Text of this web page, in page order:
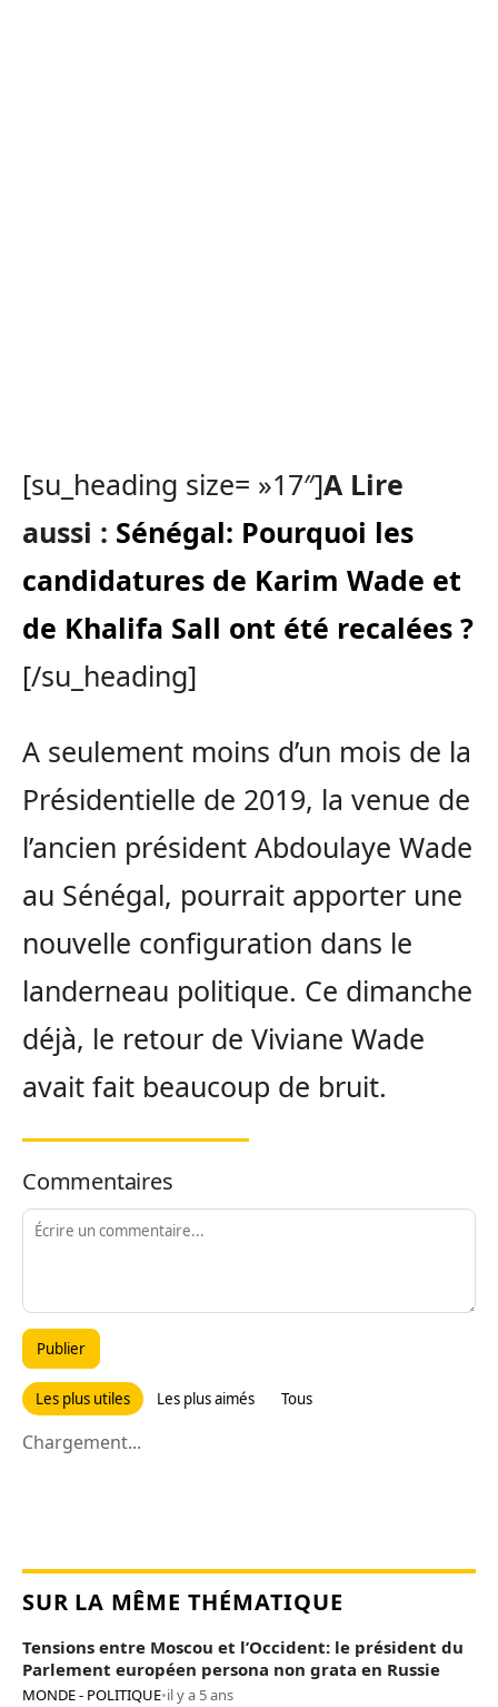
[su_heading size= »17″]A Lire
aussi : Sénégal: Pourquoi les
candidatures de Karim Wade et
de Khalifa Sall ont été recalées ?
[/su_heading]
A seulement moins d’un mois de la
Présidentielle de 2019, la venue de
l’ancien président Abdoulaye Wade
au Sénégal, pourrait apporter une
nouvelle configuration dans le
landerneau politique. Ce dimanche
déjà, le retour de Viviane Wade
avait fait beaucoup de bruit.
Commentaires
Publier
Les plus utiles Les plus aimés Tous
Chargement...
SUR LA MÊME THÉMATIQUE
Tensions entre Moscou et l’Occident: le président du
Parlement européen persona non grata en Russie
MONDE - POLITIQUE•il y a 5 ans